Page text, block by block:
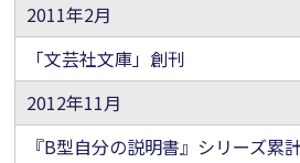
2011年2月
「文芸社文庫」創刊
2012年11月
『B型自分の説明書』シリーズ累